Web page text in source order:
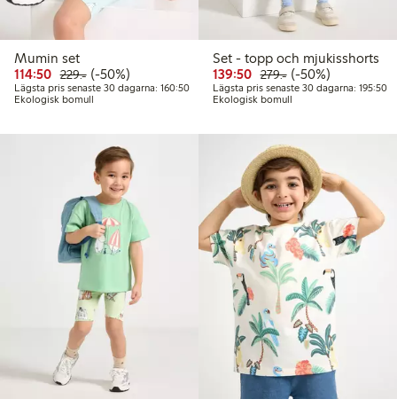
Mumin set
114:50 Rabatterat pris: 114,50 kr
229:-Ordinarie pris: 229,00 kr
50% rabatt
(-50%)
Lägsta pris senaste 30 dagarna: 160:50Lägsta pris senaste 30 dagarna: 160,50 kr
Ekologisk bomull
Set - topp och mjukisshorts
139:50 Rabatterat pris: 139,50
279:-Ordinarie pris:
50% rabatt
(-50%)
Lägsta pris senaste 30 dagarna: 195:50
Ekologisk bomull